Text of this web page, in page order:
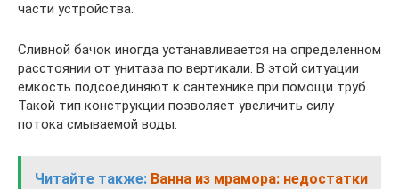
части устройства.
Сливной бачок иногда устанавливается на определенном
расстоянии от унитаза по вертикали. В этой ситуации
емкость подсоединяют к сантехнике при помощи труб.
Такой тип конструкции позволяет увеличить силу
потока смываемой воды.
Читайте также: Ванна из мрамора: недостатки